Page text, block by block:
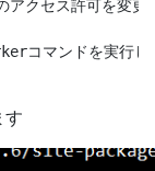
クセス許可を変
マンドを実行し
す